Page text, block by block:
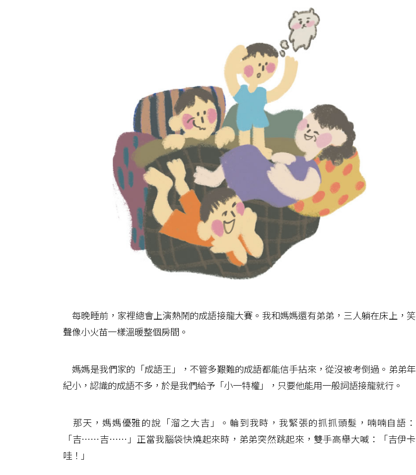
每晚睡前，家裡總會上演熱鬧的成語接龍大賽。我和媽媽還有弟弟，三人躺在床上，笑
聲像小火苗一樣溫暖整個房間。
媽媽是我們家的「成語王」，不管多艱難的成語都能信手拈來，從沒被考倒過。弟弟年
紀小，認識的成語不多，於是我們給予「小一特權」，只要他能用一般詞語接龍就行。
那天，媽媽優雅的說「溜之大吉」。輪到我時，我緊張的抓抓頭髮，喃喃自語：
「吉……吉……」正當我腦袋快燒起來時，弟弟突然跳起來，雙手高舉大喊：「吉伊卡
哇！」